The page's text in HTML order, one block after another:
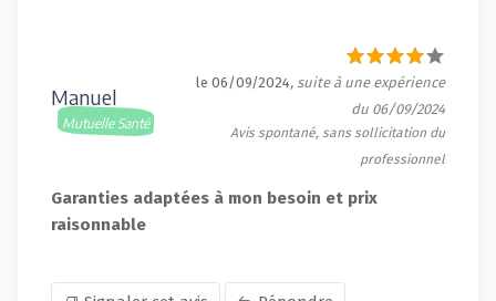
Manuel
Mutuelle Santé
le 06/09/2024, suite à une expérience
du 06/09/2024
Avis spontané, sans sollicitation du
professionnel
Garanties adaptées à mon besoin et prix
raisonnable